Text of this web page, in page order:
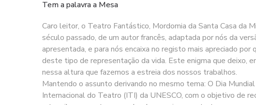
Tem a palavra a Mesa
Caro leitor, o Teatro Fantástico, Mordomia da Santa Casa da
século passado, de um autor francês, adaptada por nós da
apresentada, e para nós encaixa no registo mais apreciado
deste tipo de representação da vida. Este enigma que deixo,
nessa altura que fazemos a estreia dos nossos trabalhos.
Mantendo o assunto derivando no mesmo tema: O Dia
Internacional do Teatro (ITI) da UNESCO, com o objetivo de